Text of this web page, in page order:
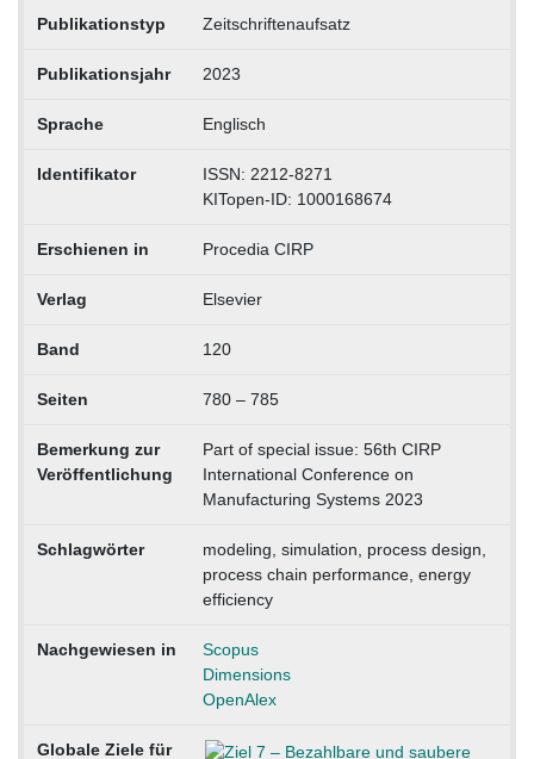
Publikationstyp Zeitschriftenaufsatz
Publikationsjahr 2023
Sprache Englisch
Identifikator
ISSN: 2212-8271
KITopen-ID: 1000168674
Erschienen in Procedia CIRP
Verlag Elsevier
Band 120
Seiten 780 – 785
Bemerkung zur
Veröffentlichung
Part of special issue: 56th CIRP
International Conference on
Manufacturing Systems 2023
Schlagwörter
modeling, simulation, process design,
process chain performance, energy
efficiency
Nachgewiesen in
Scopus
Dimensions
OpenAlex
Globale Ziele für